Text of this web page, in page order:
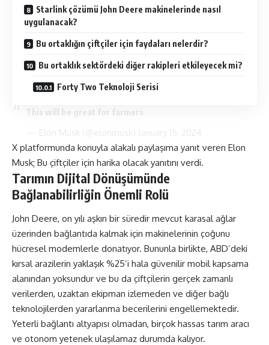
Starlink çözümü John Deere makinelerinde nasıl
uygulanacak?
Bu ortaklığın çiftçiler için faydaları nelerdir?
Bu ortaklık sektördeki diğer rakipleri etkileyecek mi?
Forty Two Teknoloji Serisi
This will be great for farmers
X platformunda konuyla alakalı paylaşıma yanıt veren Elon
Musk; Bu çiftçiler için harika olacak yanıtını verdi.
Tarımın Dijital Dönüşümünde
Bağlanabilirliğin Önemli Rolü
John Deere, on yılı aşkın bir süredir mevcut karasal ağlar
üzerinden bağlantıda kalmak için makinelerinin çoğunu
hücresel modemlerle donatıyor. Bununla birlikte, ABD’deki
kırsal arazilerin yaklaşık %25’i hala güvenilir mobil kapsama
alanından yoksundur ve bu da çiftçilerin gerçek zamanlı
verilerden, uzaktan ekipman izlemeden ve diğer bağlı
teknolojilerden yararlanma becerilerini engellemektedir.
Yeterli bağlantı altyapısı olmadan, birçok hassas tarım aracı
ve otonom yetenek ulaşılamaz durumda kalıyor.